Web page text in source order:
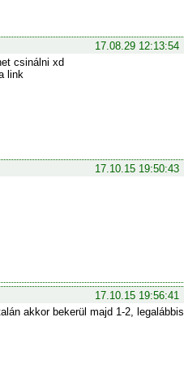
17.08.29 12:13:54
csinálni xd
link
17.10.15 19:50:43
17.10.15 19:56:41
akkor bekerül majd 1-2, legalábbis